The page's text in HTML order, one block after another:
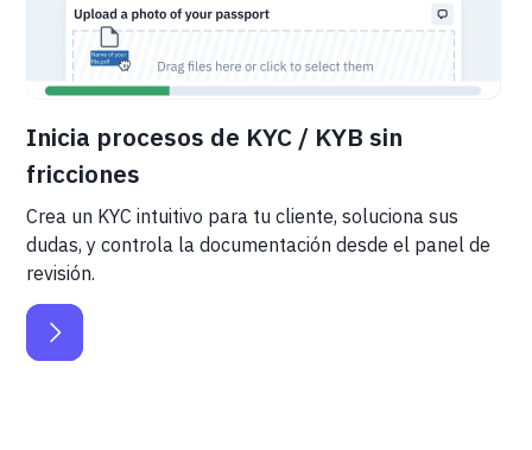
Inicia procesos de KYC / KYB sin
fricciones
Crea un KYC intuitivo para tu cliente, soluciona sus
dudas, y controla la documentación desde el panel de
revisión.